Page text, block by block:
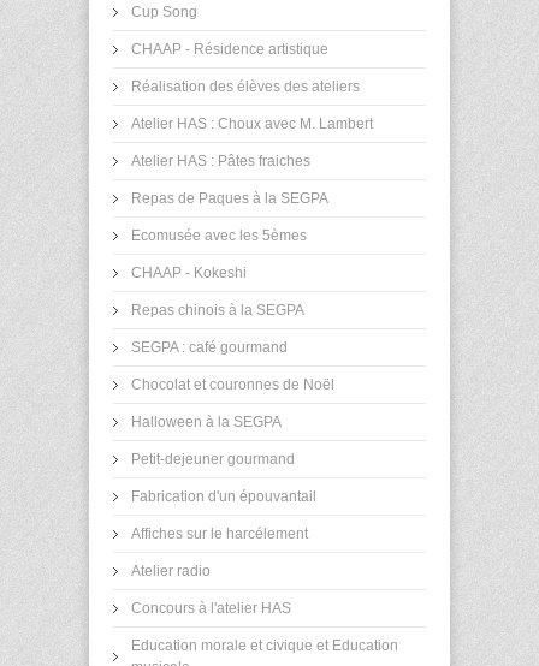
Cup Song
CHAAP - Résidence artistique
Réalisation des élèves des ateliers
Atelier HAS : Choux avec M. Lambert
Atelier HAS : Pâtes fraiches
Repas de Paques à la SEGPA
Ecomusée avec les 5èmes
CHAAP - Kokeshi
Repas chinois à la SEGPA
SEGPA : café gourmand
Chocolat et couronnes de Noël
Halloween à la SEGPA
Petit-dejeuner gourmand
Fabrication d'un épouvantail
Affiches sur le harcélement
Atelier radio
Concours à l'atelier HAS
Education morale et civique et Education